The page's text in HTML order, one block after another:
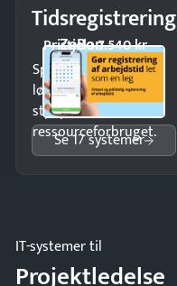
Tidsregistrering
ZeBon
Pristjek: 7.540 kr
Spar tid på
lønberegning og få
styr på
ressourceforbruget.
Se 17 systemer
IT-systemer til
Projektledelse